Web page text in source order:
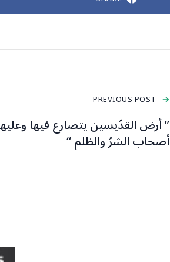
PREVIOUS POST
” أرض القدّيسين يتصارع فيها
أصحاب الشرّ والظلم “